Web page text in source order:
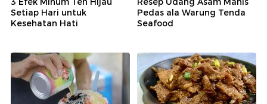
Setiap Hari untuk
Kesehatan Hati
Pedas ala Warung Tenda
Seafood